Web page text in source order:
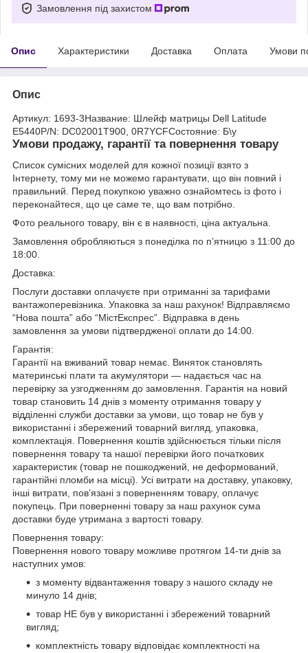
Замовлення під захистом
Опис Характеристики Доставка Оплата Умови
Опис
Артикул: 1693-3Название: Шлейф матрицы Dell Latitude
E5440P/N: DC02001T900, 0R7YCFСостояние: Б\у
Умови продажу, гарантії та повернення товару
Список сумісних моделей для кожної позиції взято з
Інтернету, тому ми не можемо гарантувати, що він повний і
правильний. Перед покупкою уважно ознайомтесь із фото і
переконайтеся, що це саме те, що вам потрібно.
Фото реального товару, він є в наявності, ціна актуальна.
Замовлення обробляються з понеділка по п’ятницю з 11:00 до
18:00.
Доставка:
Послуги доставки оплачуєте при отриманні за тарифами
вантажоперевізника. Упаковка за наш рахунок! Відправляємо
“Нова пошта” або “МістЕкспрес”. Відправка в день
замовлення за умови підтвердженої оплати до 14:00.
Гарантія:
Гарантії на вживаний товар немає. Виняток становлять
материнські плати та акумулятори — надається час на
перевірку за узгодженням до замовлення. Гарантія на новий
товар становить 14 днів з моменту отримання товару у
відділенні служби доставки за умови, що товар не був у
використанні і збережений товарний вигляд, упаковка,
комплектація. Повернення коштів здійснюється тільки після
повернення товару та нашої перевірки його початкових
характеристик (товар не пошкоджений, не деформований,
гарантійні пломби на місці). Усі витрати на доставку, упаковку,
інші витрати, пов’язані з поверненням товару, оплачує
покупець. При поверненні товару за наш рахунок сума
доставки буде утримана з вартості товару.
Повернення товару:
Повернення нового товару можливе протягом 14-ти днів за
наступних умов:
з моменту відвантаження товару з нашого складу не
минуло 14 днів;
товар НЕ був у використанні і збережений товарний
вигляд;
комплектність товару відповідає комплектності на